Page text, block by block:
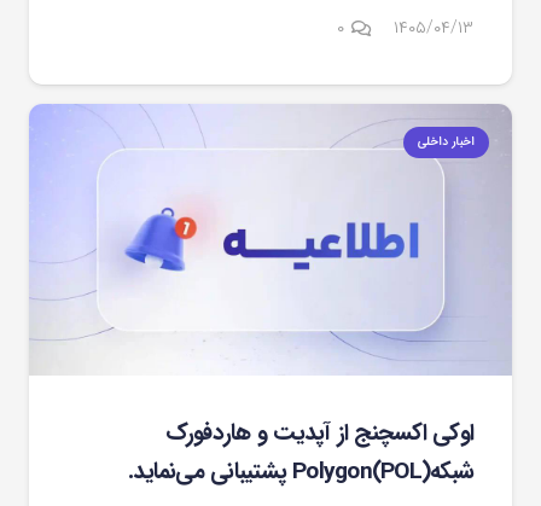
۱۴۰۵/۰۴/۱۳ ۰
اخبار داخلی
اوکی اکسچنج از آپدیت و هاردفورک
شبکهPolygon(POL) پشتیبانی می‌نماید.